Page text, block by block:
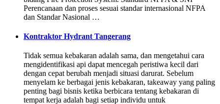
Perencanaan dan proses sesuai standar internasional NFPA
dan Standar Nasional …
Kontraktor Hydrant Tangerang
Tidak semua kebakaran adalah sama, dan mengetahui cara
mengidentifikasi api dapat mencegah peristiwa kecil dari
dengan cepat berubah menjadi situasi darurat. Sebelum
menyelam ke berbagai jenis kebakaran, takeaway yang paling
penting bagi bisnis ketika berbicara tentang kebakaran di
tempat kerja adalah bagi setiap individu untuk